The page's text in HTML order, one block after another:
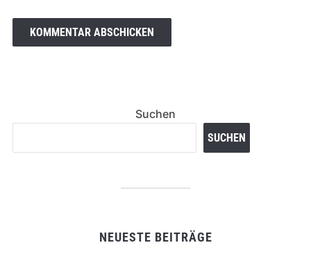
Suchen
SUCHEN
NEUESTE BEITRÄGE